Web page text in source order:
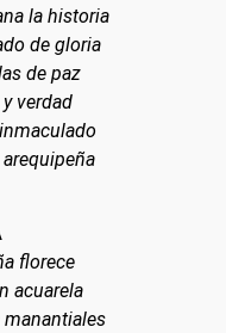
la historia
de gloria
de paz
verdad
florece
acuarela